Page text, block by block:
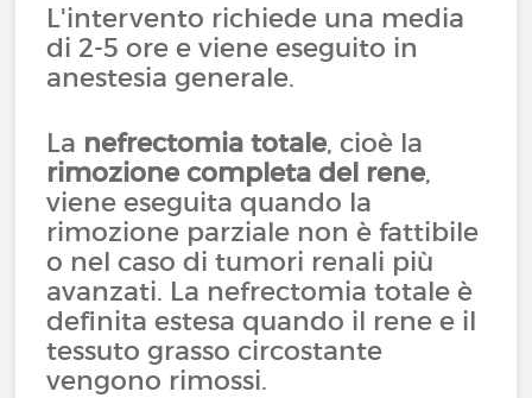
L'intervento richiede una media
di 2-5 ore e viene eseguito in
anestesia generale.
La nefrectomia totale, cioè la
rimozione completa del rene,
viene eseguita quando la
rimozione parziale non è fattibile
o nel caso di tumori renali più
avanzati. La nefrectomia totale è
definita estesa quando il rene e il
tessuto grasso circostante
vengono rimossi.